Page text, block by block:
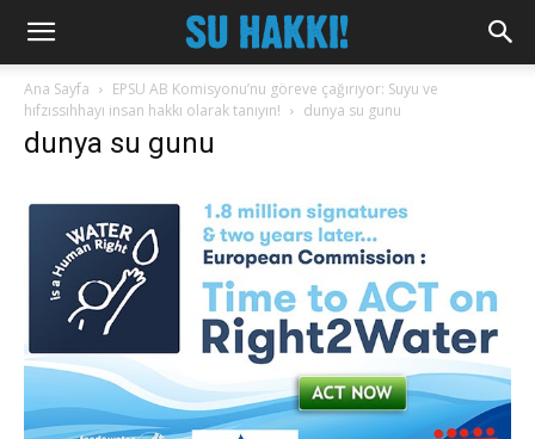
Ana Sayfa
EPSU AB Komisyonu’nu göreve çağırıyor: Suyu ve
hıfzıssıhhayı insan hakkı olarak tanıyın!
dunya su gunu
dunya su gunu